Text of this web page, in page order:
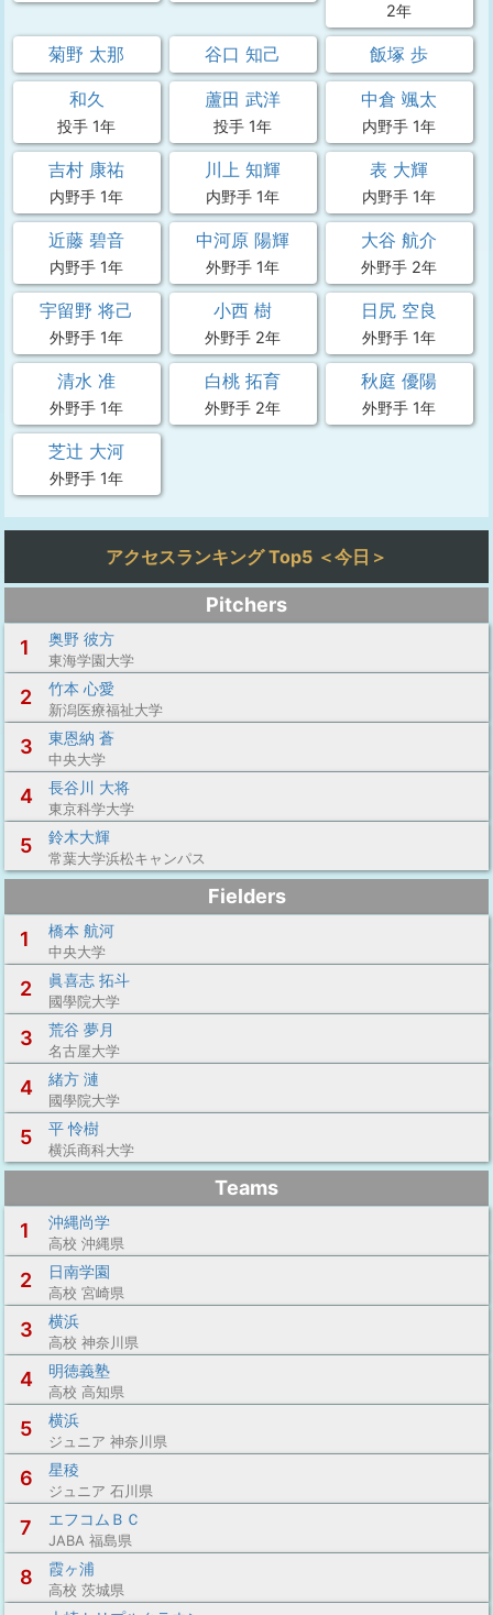
2年
菊野 太那 谷口 知己 飯塚 歩
和久
投手 1年
蘆田 武洋
投手 1年
中倉 颯太
内野手 1年
吉村 康祐
内野手 1年
川上 知輝
内野手 1年
表 大輝
内野手 1年
近藤 碧音
内野手 1年
中河原 陽輝
外野手 1年
大谷 航介
外野手 2年
宇留野 将己
外野手 1年
小西 樹
外野手 2年
日尻 空良
外野手 1年
清水 准
外野手 1年
白桃 拓育
外野手 2年
秋庭 優陽
外野手 1年
芝辻 大河
外野手 1年
アクセスランキング Top5 ＜今日＞
Pitchers
1
奥野 彼方
東海学園大学
2 竹本 心愛
新潟医療福祉大学
3 東恩納 蒼
中央大学
4 長谷川 大将
東京科学大学
5 鈴木大輝
常葉大学浜松キャンパス
Fielders
1
橋本 航河
中央大学
2 眞喜志 拓斗
國學院大学
3 荒谷 夢月
名古屋大学
4 緒方 漣
國學院大学
5 平 怜樹
横浜商科大学
Teams
1
沖縄尚学
高校 沖縄県
2 日南学園
高校 宮崎県
3 横浜
高校 神奈川県
4 明徳義塾
高校 高知県
5 横浜
ジュニア 神奈川県
6 星稜
ジュニア 石川県
7 エフコムＢＣ
JABA 福島県
8 霞ヶ浦
高校 茨城県